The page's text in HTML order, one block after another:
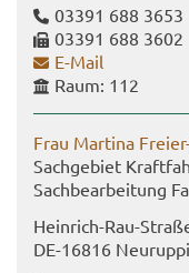
03391 688 3653
03391 688 3602
E-​Mail
Raum: 112
Frau Mar­ti­na
Sach­ge­biet
Sach­be­ar­bei­tung
Heinrich-​Rau-
DE-​16816